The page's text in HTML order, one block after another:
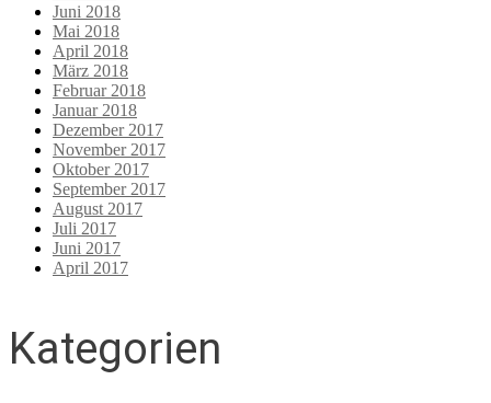
Juni 2018
Mai 2018
April 2018
März 2018
Februar 2018
Januar 2018
Dezember 2017
November 2017
Oktober 2017
September 2017
August 2017
Juli 2017
Juni 2017
April 2017
Kategorien